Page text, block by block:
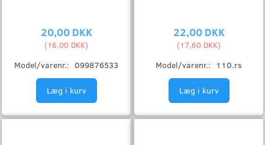
20,00 DKK
(16,00 DKK)
Model/varenr.: 099876533
Læg i kurv
22,00 DKK
(17,60 DKK)
Model/varenr.: 110.rs
Læg i kurv